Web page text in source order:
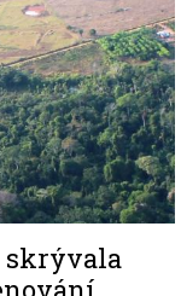
skrývala